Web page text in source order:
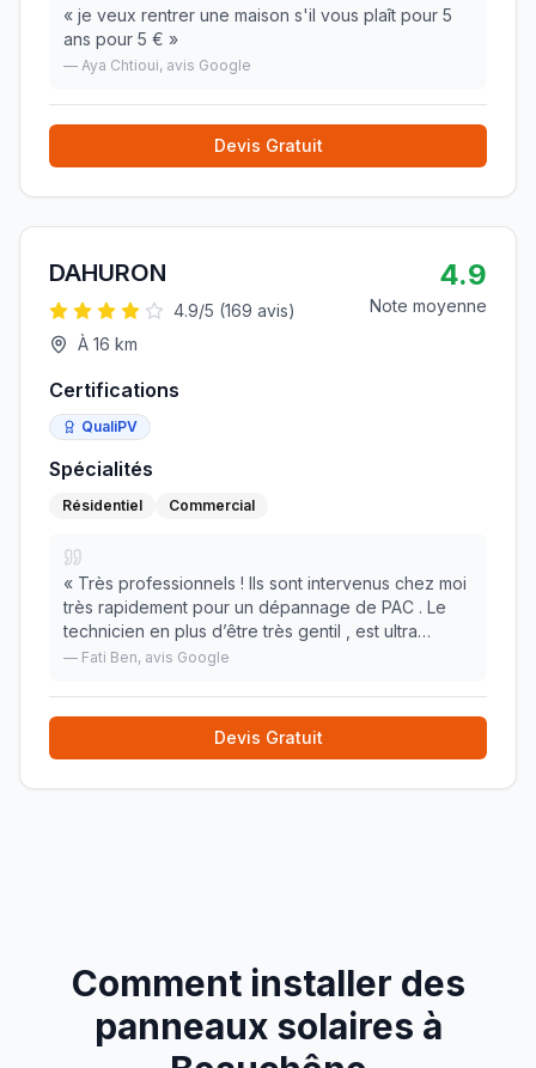
« je veux rentrer une maison s'il vous plaît pour 5
ans pour 5 € »
— Aya Chtioui, avis Google
Devis Gratuit
DAHURON
4.9/5 (169 avis)
À 16 km
4.9
Note moyenne
Certifications
QualiPV
Spécialités
Résidentiel Commercial
« Très professionnels ! Ils sont intervenus chez moi
très rapidement pour un dépannage de PAC . Le
technicien en plus d’être très gentil , est ultra
compétent, très bonne pédagogie dans les
»
— Fati Ben, avis Google
Devis Gratuit
Comment installer des
panneaux solaires à